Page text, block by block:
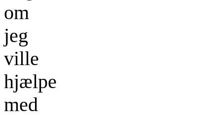
om
jeg
ville
hjælpe
med